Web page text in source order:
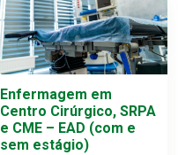
Enfermagem em
Centro Cirúrgico, SRPA
e CME – EAD (com e
sem estágio)